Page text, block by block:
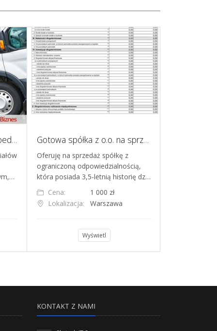
Transport drogowy oraz spedycja, mniejszościowe udziały, wspólnik Gotowa spółka z o.o. na sprzedaż 3,5 roku historii
Oferuję na sprzedaż spółkę z
ograniczoną odpowiedzialnością,
która posiada 3,5-letnią historię dz…
Cena:
1 000 zł
Lokalizacja:
Warszawa
Wyświetl
KONTAKT Z NAMI